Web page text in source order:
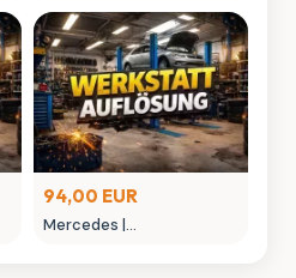
94,00 EUR
Mercedes |